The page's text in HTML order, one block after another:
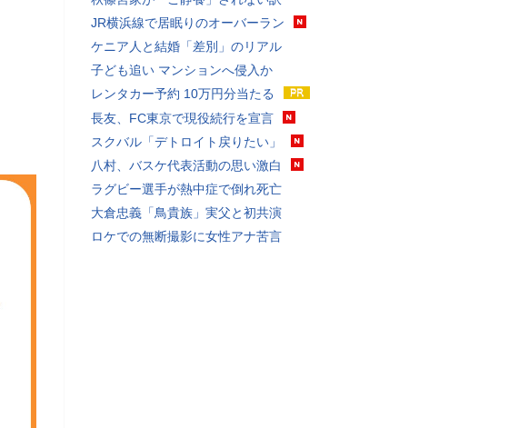
JR横浜線で居眠りのオーバーラン
ケニア人と結婚「差別」のリアル
子ども追い マンションへ侵入か
レンタカー予約 10万円分当たる
長友、FC東京で現役続行を宣言
スクバル「デトロイト戻りたい」
八村、バスケ代表活動の思い激白
ラグビー選手が熱中症で倒れ死亡
大倉忠義「鳥貴族」実父と初共演
ロケでの無断撮影に女性アナ苦言